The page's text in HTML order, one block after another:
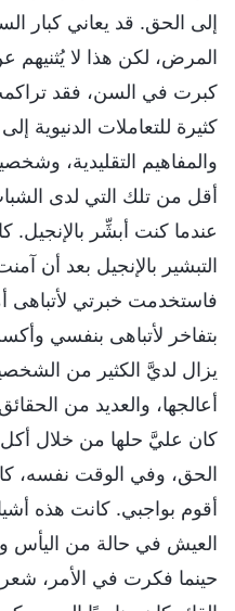
إلى الحق. قد يعاني كبار
المرض، لكن هذا لا
كبرت في السن، فقد
كثيرة للتعاملات الدنيوية
والمفاهيم التقليدية،
أقل من تلك التي لدى
عندما كنت أبشِّر
التبشير بالإنجيل بعد أن
فاستخدمت خبرتي لأتباهى
بتفاخر لأتباهى بنفسي
يزال لديَّ الكثير من
أعالجها، والعديد من
كان عليَّ حلها من خلال
الحق، وفي الوقت نفسه،
أقوم بواجبي. كانت هذه
العيش في حالة من اليأس
حينما فكرت في الأمر،